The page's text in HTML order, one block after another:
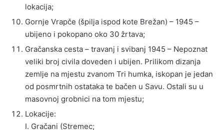
lokacija;
Gornje Vrapče (špilja ispod kote Brežan) – 1945 –
ubijeno i pokopano oko 30 žrtava;
Gračanska cesta – travanj i svibanj 1945 – Nepoznat
veliki broj civila doveden i ubijen. Prilikom dizanja
zemlje na mjestu zvanom Tri humka, iskopan je jedan
od posmrtnih ostataka te bačen u Savu. Ostali su u
masovnoj grobnici na tom mjestu;
Lokacije:
I. Gračani (Stremec;